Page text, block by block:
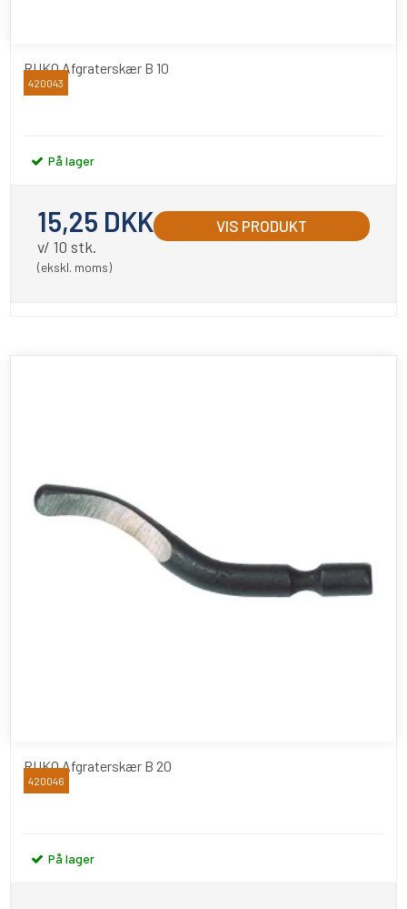
RUKO Afgraterskær B 10
RUKO
420043
På lager
15,25 DKK
v/ 10 stk.
(ekskl. moms)
VIS PRODUKT
RUKO Afgraterskær B 20
RUKO
420046
På lager